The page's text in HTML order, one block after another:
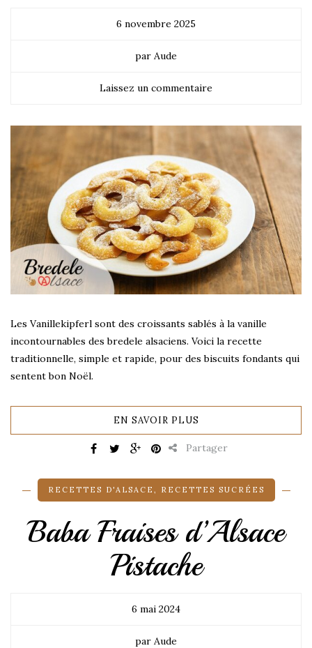
6 novembre 2025
par Aude
Laissez un commentaire
Les Vanillekipferl sont des croissants sablés à la vanille
incontournables des bredele alsaciens. Voici la recette
traditionnelle, simple et rapide, pour des biscuits fondants qui
sentent bon Noël.
EN SAVOIR PLUS
Partager
RECETTES D'ALSACE RECETTES SUCRÉES
Baba Fraises d’Alsace
Pistache
6 mai 2024
par Aude